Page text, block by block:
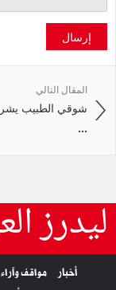
إرسال
المقال التالي
شوقي الطبيب
...
ليدرز
أخبار مواقف وآراء